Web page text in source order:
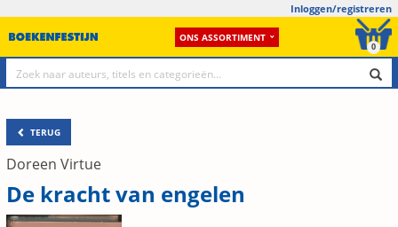
Inloggen/registreren
ONS ASSORTIMENT
0
TERUG
Doreen Virtue
De kracht van engelen